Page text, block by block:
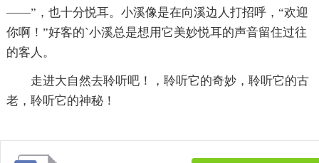
——”，也十分悦耳。小溪像是在向溪边人打招呼，“欢迎
你啊！”好客的`小溪总是想用它美妙悦耳的声音留住过往
的客人。
走进大自然去聆听吧！，聆听它的奇妙，聆听它的古
老，聆听它的神秘！